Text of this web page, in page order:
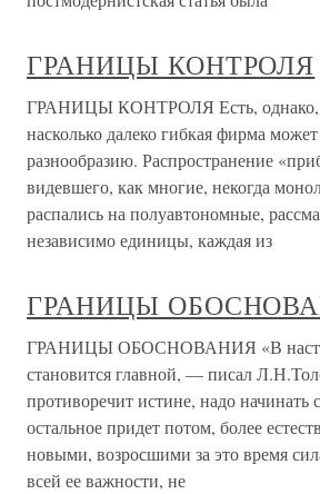
ГРАНИЦЫ КОНТРОЛЯ
ГРАНИЦЫ КОНТРОЛЯ Есть, однако,
насколько далеко гибкая фирма
разнообразию. Распространение
видевшего, как многие, некогда
распались на полуавтономные,
независимо единицы, каждая из
ГРАНИЦЫ
ГРАНИЦЫ ОБОСНОВАНИЯ «В
становится главной, — писал
противоречит истине, надо начинать
остальное придет потом, более
новыми, возросшими за это время
всей ее важности, не